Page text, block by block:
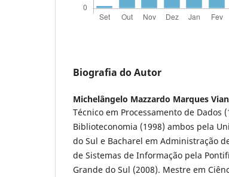
Biografia do Autor
Michelângelo Mazzardo Marques
Técnico em Processamento de Dados
Biblioteconomia (1998) ambos pela
do Sul e Bacharel em Administração
de Sistemas de Informação pela
Grande do Sul (2008). Mestre em